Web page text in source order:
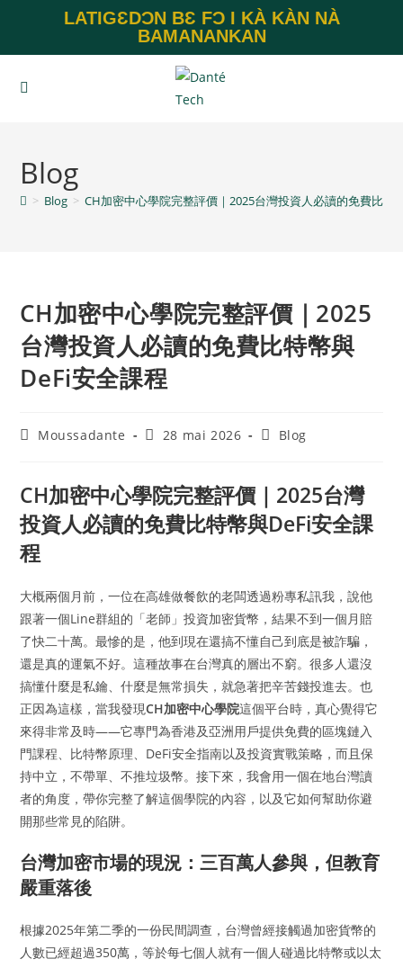
LATIGƐDƆN BƐ FƆ I KÀ KÀN NÀ
BAMANANKAN
Blog
> Blog > CH加密中心學院完整評價｜2025台灣投資人必讀的免費比特
CH加密中心學院完整評價｜2025
台灣投資人必讀的免費比特幣與
DeFi安全課程
Moussadante 28 mai 2026 Blog
CH加密中心學院完整評價｜2025台灣
投資人必讀的免費比特幣與DeFi安全課
程
大概兩個月前，一位在高雄做餐飲的老闆透過粉專私訊我，說他
跟著一個Line群組的「老師」投資加密貨幣，結果不到一個月賠
了快二十萬。最慘的是，他到現在還搞不懂自己到底是被詐騙，
還是真的運氣不好。這種故事在台灣真的層出不窮。很多人還沒
搞懂什麼是私鑰、什麼是無常損失，就急著把辛苦錢投進去。也
正因為這樣，當我發現CH加密中心學院這個平台時，真心覺得它
來得非常及時——它專門為香港及亞洲用戶提供免費的區塊鏈入
門課程、比特幣原理、DeFi安全指南以及投資實戰策略，而且保
持中立，不帶單、不推垃圾幣。接下來，我會用一個在地台灣讀
者的角度，帶你完整了解這個學院的內容，以及它如何幫助你避
開那些常見的陷阱。
台灣加密市場的現況：三百萬人參與，但教育
嚴重落後
根據2025年第二季的一份民間調查，台灣曾經接觸過加密貨幣的
人數已經超過350萬，等於每七個人就有一個人碰過比特幣或以太